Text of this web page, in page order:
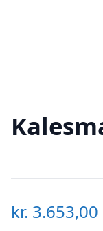
kr. 3.653,00